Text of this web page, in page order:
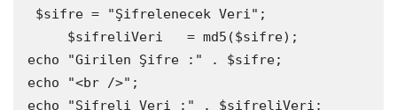
echo "Girilen Şifre :" . $sifre;
echo "<br />";
echo "Şifreli Veri :" . $sifreliVeri;